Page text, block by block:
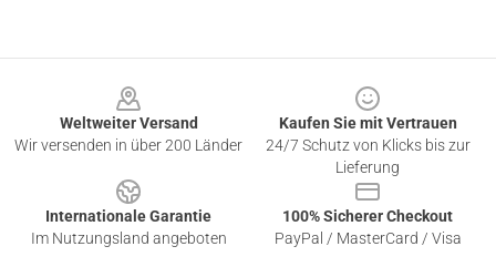
Weltweiter Versand
Wir versenden in über 200 Länder
Kaufen Sie mit Vertrauen
24/7 Schutz von Klicks bis zur
Lieferung
Internationale Garantie
Im Nutzungsland angeboten
100% Sicherer Checkout
PayPal / MasterCard / Visa